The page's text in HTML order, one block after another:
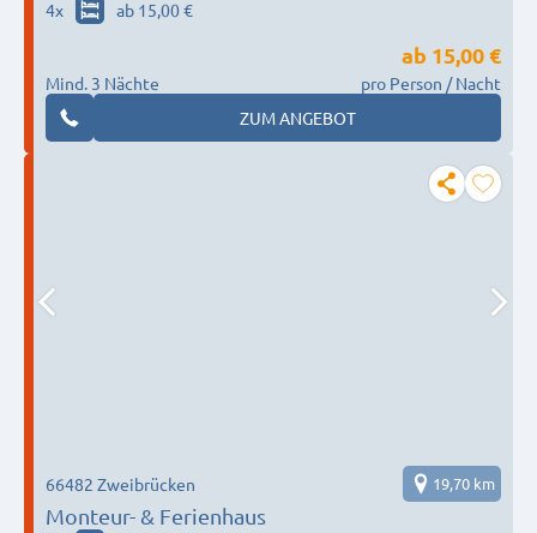
4x ab 15,00 €
Mind. 3 Nächte
ab 15,00 €
pro Person / Nacht
ZUM ANGEBOT
Monteur- & Ferienhaus
66482 Zweibrücken 19,70 km